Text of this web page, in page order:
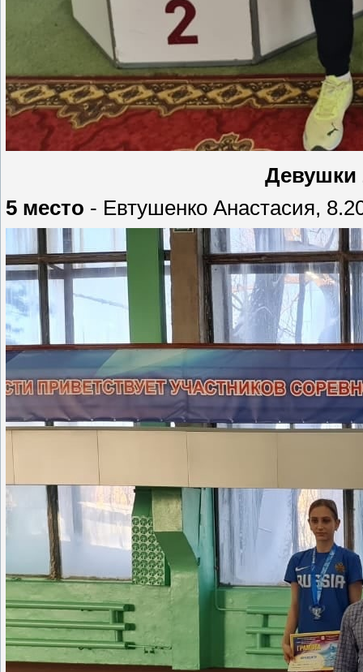
Девушки
5 место - Евтушенко Анастасия,